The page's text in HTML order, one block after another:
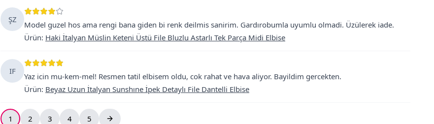
ŞZ
Model guzel hos ama rengi bana giden bi renk deilmis sanirim. Gardırobumla uyumlu olmadi. Üzülerek iade.
Ürün: Haki İtalyan Müslin Keteni Üstü File Bluzlu Astarlı Tek Parça Midi Elbise
IF
Yaz icin mu-kem-mel! Resmen tatil elbisem oldu, cok rahat ve hava aliyor. Bayildim gercekten.
Ürün: Beyaz Uzun İtalyan Sunshıne İpek Detaylı File Dantelli Elbise
1 2 3 4 5